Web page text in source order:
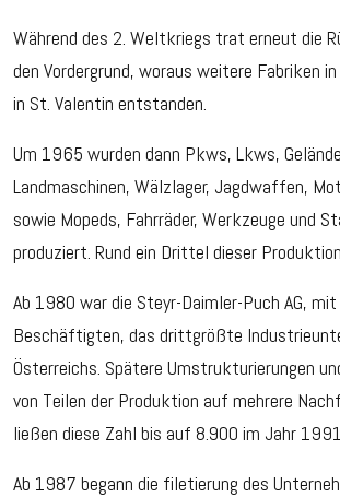
Während des 2. Weltkriegs trat erneut die
den Vordergrund, woraus weitere Fabriken
in St. Valentin entstanden.
Um 1965 wurden dann Pkws, Lkws,
Landmaschinen, Wälzlager, Jagdwaffen,
sowie Mopeds, Fahrräder, Werkzeuge und
produziert. Rund ein Drittel dieser
Ab 1980 war die Steyr-Daimler-Puch AG,
Beschäftigten, das drittgrößte
Österreichs. Spätere Umstrukturierungen
von Teilen der Produktion auf mehrere
ließen diese Zahl bis auf 8.900 im Jahr
Ab 1987 begann die filetierung des